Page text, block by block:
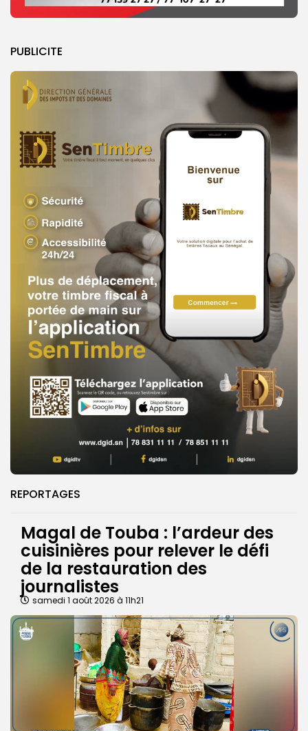
PUBLICITE
REPORTAGES
Magal de Touba : l’ardeur des
cuisinières pour relever le défi
de la restauration des
journalistes
samedi 1 août 2026 à 11h21